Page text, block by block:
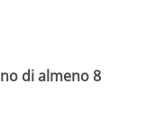
di almeno 8